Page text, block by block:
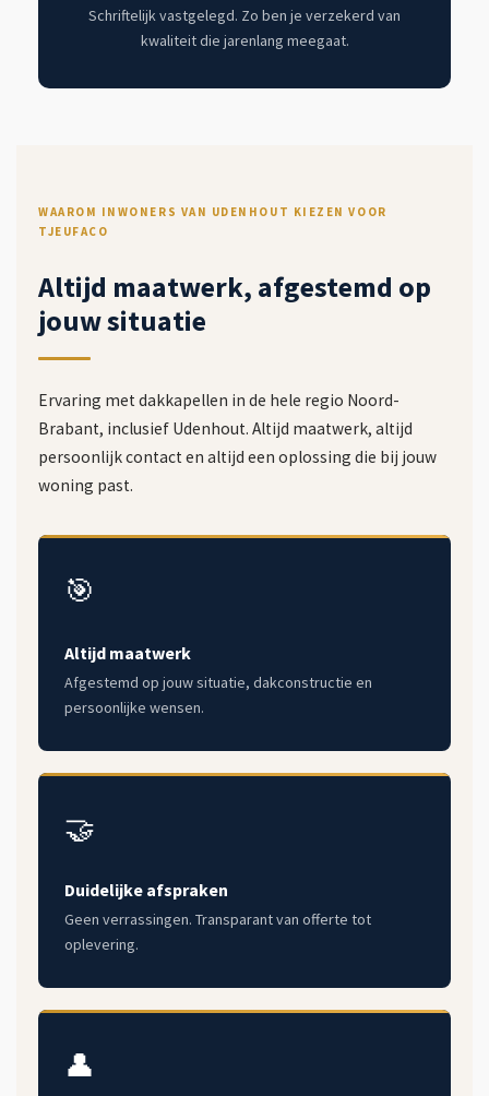
Schriftelijk vastgelegd. Zo ben je verzekerd van
kwaliteit die jarenlang meegaat.
WAAROM INWONERS VAN UDENHOUT KIEZEN VOOR
TJEUFACO
Altijd maatwerk, afgestemd op
jouw situatie
Ervaring met dakkapellen in de hele regio Noord-
Brabant, inclusief Udenhout. Altijd maatwerk, altijd
persoonlijk contact en altijd een oplossing die bij jouw
woning past.
🎯
Altijd maatwerk
Afgestemd op jouw situatie, dakconstructie en
persoonlijke wensen.
🤝
Duidelijke afspraken
Geen verrassingen. Transparant van offerte tot
oplevering.
👤